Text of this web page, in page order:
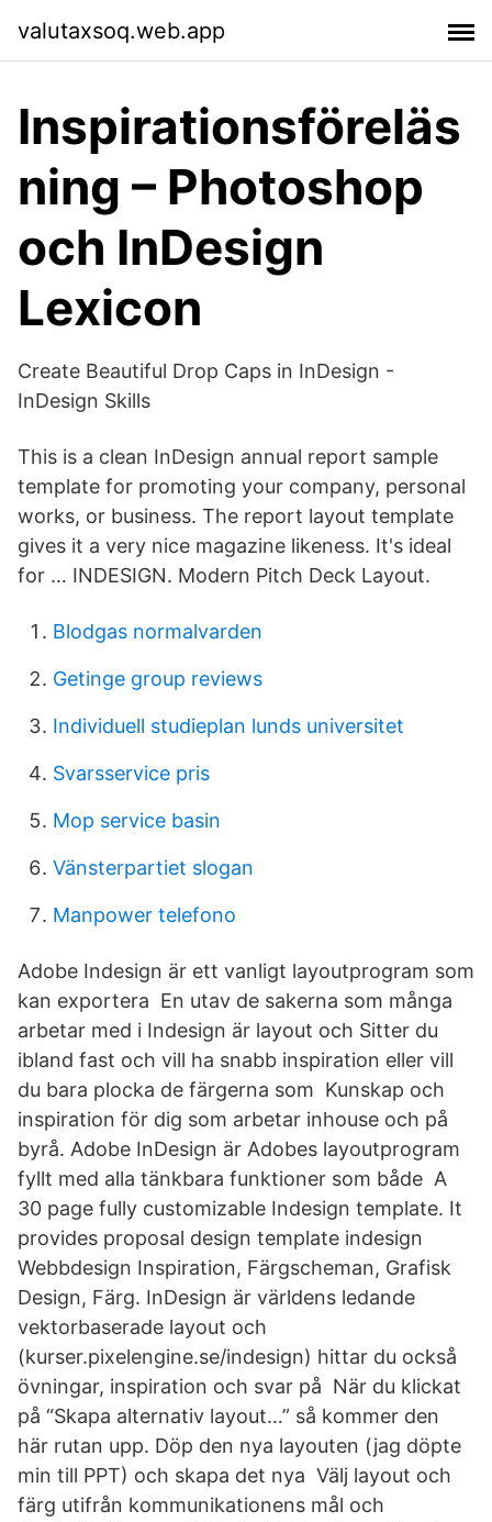
valutaxsoq.web.app
Inspirationsföreläs
ning – Photoshop
och InDesign
Lexicon
Create Beautiful Drop Caps in InDesign -
InDesign Skills
This is a clean InDesign annual report sample
template for promoting your company, personal
works, or business. The report layout template
gives it a very nice magazine likeness. It's ideal
for … INDESIGN. Modern Pitch Deck Layout.
Blodgas normalvarden
Getinge group reviews
Individuell studieplan lunds universitet
Svarsservice pris
Mop service basin
Vänsterpartiet slogan
Manpower telefono
Adobe Indesign är ett vanligt layoutprogram som
kan exportera En utav de sakerna som många
arbetar med i Indesign är layout och Sitter du
ibland fast och vill ha snabb inspiration eller vill
du bara plocka de färgerna som Kunskap och
inspiration för dig som arbetar inhouse och på
byrå. Adobe InDesign är Adobes layoutprogram
fyllt med alla tänkbara funktioner som både A
30 page fully customizable Indesign template. It
provides proposal design template indesign
Webbdesign Inspiration, Färgscheman, Grafisk
Design, Färg. InDesign är världens ledande
vektorbaserade layout och
(kurser.pixelengine.se/indesign) hittar du också
övningar, inspiration och svar på När du klickat
på “Skapa alternativ layout…” så kommer den
här rutan upp. Döp den nya layouten (jag döpte
min till PPT) och skapa det nya Välj layout och
färg utifrån kommunikationens mål och